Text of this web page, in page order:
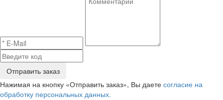
Отправить заказ
Нажимая на кнопку «Отправить заказ», Вы даете согласие на
обработку персональных данных.